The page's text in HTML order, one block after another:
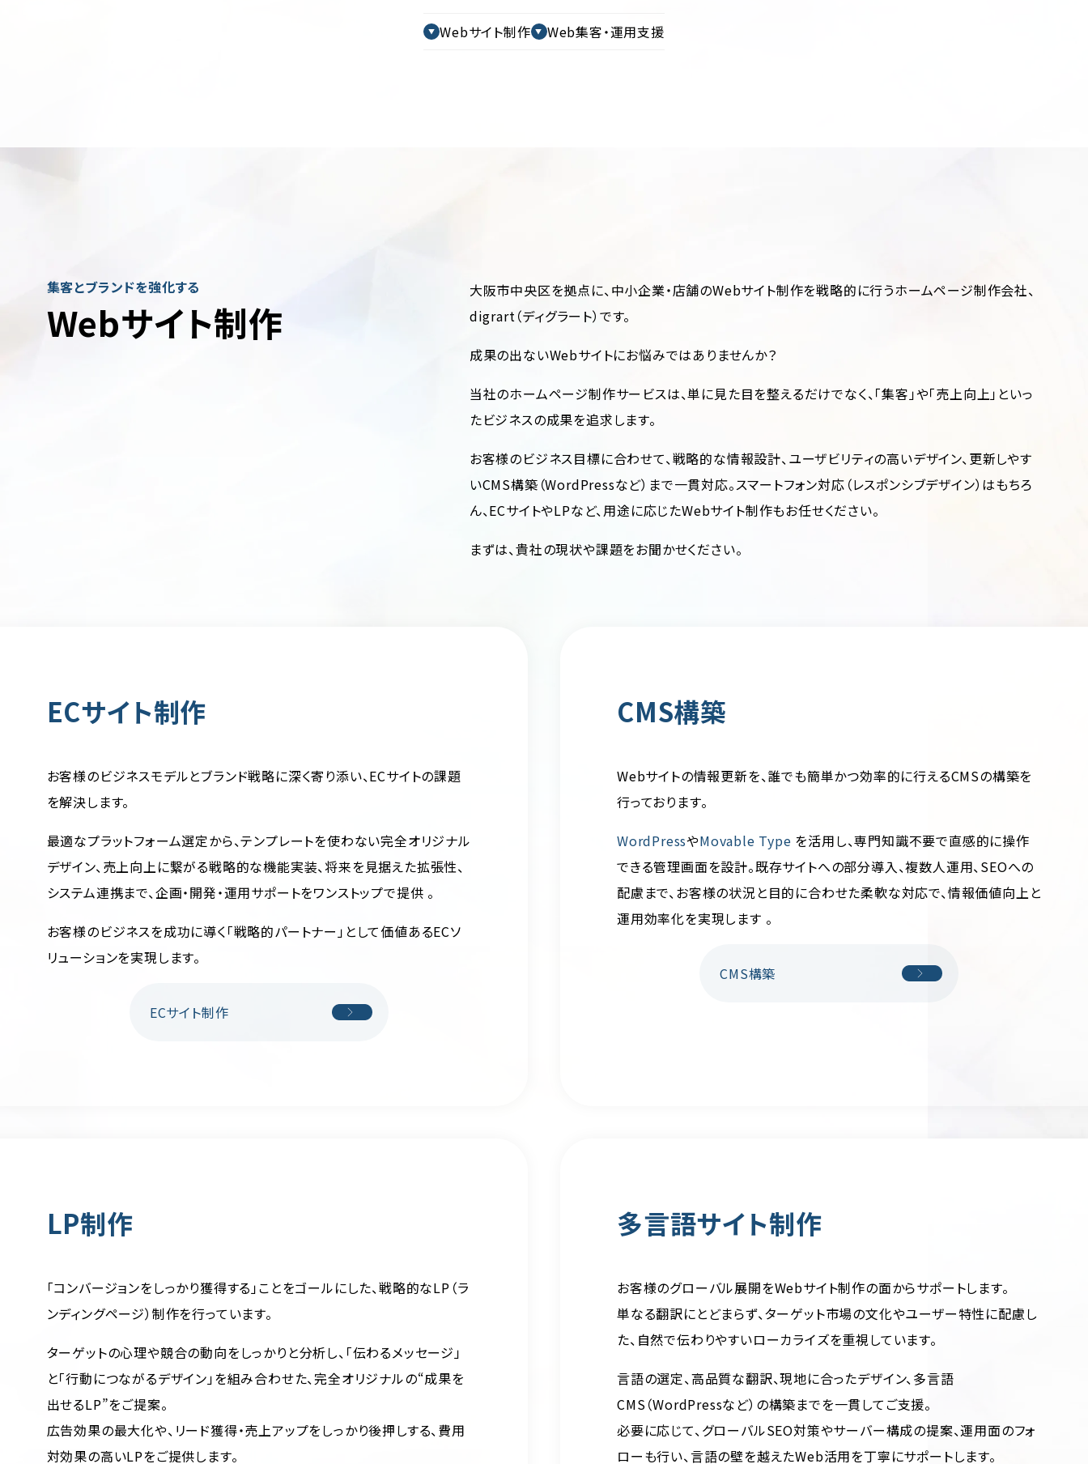
Webサイト制作 Web集客・運用支援
集客とブランドを強化する
Webサイト制作
大阪市中央区を拠点に、中小企業・店舗のWebサイト制作を戦略的に行うホームページ制作会社、
digrart（ディグラート）です。
成果の出ないWebサイトにお悩みではありませんか？
当社のホームページ制作サービスは、単に見た目を整えるだけでなく、「集客」や「売上向上」といっ
たビジネスの成果を追求します。
お客様のビジネス目標に合わせて、戦略的な情報設計、ユーザビリティの高いデザイン、更新しやす
いCMS構築（WordPressなど）まで一貫対応。スマートフォン対応（レスポンシブデザイン）はもちろ
ん、ECサイトやLPなど、用途に応じたWebサイト制作もお任せください。
まずは、貴社の現状や課題をお聞かせください。
ECサイト制作
お客様のビジネスモデルとブランド戦略に深く寄り添い、ECサイトの課題
を解決します。
最適なプラットフォーム選定から、テンプレートを使わない完全オリジナル
デザイン、売上向上に繋がる戦略的な機能実装、将来を見据えた拡張性、
システム連携まで、企画・開発・運用サポートをワンストップで提供 。
お客様のビジネスを成功に導く「戦略的パートナー」として価値あるECソ
リューションを実現します。
ECサイト制作
CMS構築
Webサイトの情報更新を、誰でも簡単かつ効率的に行えるCMSの構築を
行っております。
WordPressやMovable Type を活用し、専門知識不要で直感的に操作
できる管理画面を設計。既存サイトへの部分導入、複数人運用、SEOへの
配慮まで、お客様の状況と目的に合わせた柔軟な対応で、情報価値向上と
運用効率化を実現します 。
CMS構築
LP制作
「コンバージョンをしっかり獲得する」ことをゴールにした、戦略的なLP（ラ
ンディングページ）制作を行っています。
ターゲットの心理や競合の動向をしっかりと分析し、「伝わるメッセージ」
と「行動につながるデザイン」を組み合わせた、完全オリジナルの“成果を
出せるLP”をご提案。
広告効果の最大化や、リード獲得・売上アップをしっかり後押しする、費用
対効果の高いLPをご提供します。
多言語サイト制作
お客様のグローバル展開をWebサイト制作の面からサポートします。
単なる翻訳にとどまらず、ターゲット市場の文化やユーザー特性に配慮し
た、自然で伝わりやすいローカライズを重視しています。
言語の選定、高品質な翻訳、現地に合ったデザイン、多言語
CMS（WordPressなど）の構築までを一貫してご支援。
必要に応じて、グローバルSEO対策やサーバー構成の提案、運用面のフォ
ローも行い、言語の壁を越えたWeb活用を丁寧にサポートします。